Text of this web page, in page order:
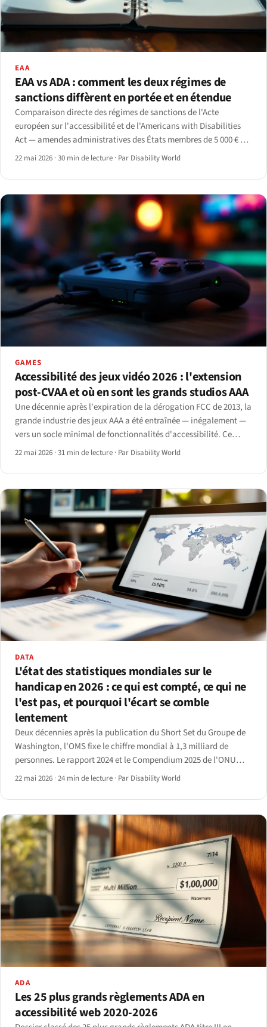
EAA
EAA vs ADA : comment les deux régimes de
sanctions diffèrent en portée et en étendue
Comparaison directe des régimes de sanctions de l'Acte
européen sur l'accessibilité et de l'Americans with Disabilities
Act — amendes administratives des États membres de 5 000 € à 1
million € contre sanctions civiles fédérales américaines jusqu'à
22 mai 2026 ·30 min de lecture · Par Disability World
GAMES
Accessibilité des jeux vidéo 2026 : l'extension
post-CVAA et où en sont les grands studios AAA
Une décennie après l'expiration de la dérogation FCC de 2013, la
grande industrie des jeux AAA a été entraînée — inégalement —
vers un socle minimal de fonctionnalités d'accessibilité. Ce
dossier reconstitue la ligne réglementaire et évalue les studios.
22 mai 2026 ·31 min de lecture · Par Disability World
DATA
L'état des statistiques mondiales sur le
handicap en 2026 : ce qui est compté, ce qui ne
l'est pas, et pourquoi l'écart se comble
lentement
Deux décennies après la publication du Short Set du Groupe de
Washington, l'OMS fixe le chiffre mondial à 1,3 milliard de
personnes. Le rapport 2024 et le Compendium 2025 de l'ONU
DESA révèlent les données et les lacunes persistantes.
22 mai 2026 ·24 min de lecture · Par Disability World
ADA
Les 25 plus grands règlements ADA en
accessibilité web 2020-2026